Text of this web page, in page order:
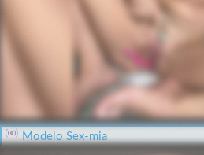
Modelo Sex-mia